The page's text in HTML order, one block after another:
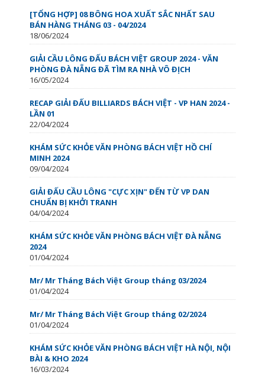
[TỔNG HỢP] 08 BÔNG HOA XUẤT SẮC NHẤT SAU
BÁN HÀNG THÁNG 03 - 04/2024
18/06/2024
GIẢI CẦU LÔNG ĐẤU BÁCH VIỆT GROUP 2024 - VĂN
PHÒNG ĐÀ NẴNG ĐÃ TÌM RA NHÀ VÔ ĐỊCH
16/05/2024
RECAP GIẢI ĐẤU BILLIARDS BÁCH VIỆT - VP HAN 2024 -
LẦN 01
22/04/2024
KHÁM SỨC KHỎE VĂN PHÒNG BÁCH VIỆT HỒ CHÍ
MINH 2024
09/04/2024
GIẢI ĐẤU CẦU LÔNG "CỰC XỊN" ĐẾN TỪ VP DAN
CHUẨN BỊ KHỞI TRANH
04/04/2024
KHÁM SỨC KHỎE VĂN PHÒNG BÁCH VIỆT ĐÀ NẴNG
2024
01/04/2024
Mr/ Mr Tháng Bách Việt Group tháng 03/2024
01/04/2024
Mr/ Mr Tháng Bách Việt Group tháng 02/2024
01/04/2024
KHÁM SỨC KHỎE VĂN PHÒNG BÁCH VIỆT HÀ NỘI, NỘI
BÀI & KHO 2024
16/03/2024